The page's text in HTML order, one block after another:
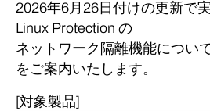
2026年6月26日付けの更新で
Linux Protection の
ネットワーク隔離機能につい
をご案内いたします。
[対象製品]